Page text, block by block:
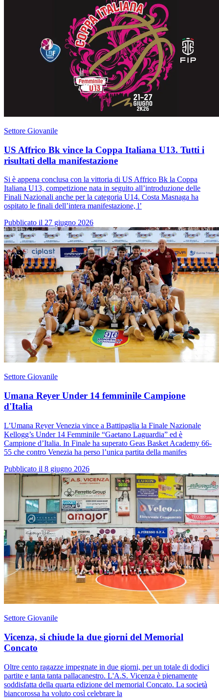
Settore Giovanile
US Affrico Bk vince la Coppa Italiana U13. Tutti i
risultati della manifestazione
Si è appena conclusa con la vittoria di US Affrico Bk la Coppa
Italiana U13, competizione nata in seguito all’introduzione delle
Finali Nazionali anche per la categoria U14. Costa Masnaga ha
ospitato le finali dell’intera manifestazione, l’
Pubblicato il 27 giugno 2026
Settore Giovanile
Umana Reyer Under 14 femminile Campione
d'Italia
L’Umana Reyer Venezia vince a Battipaglia la Finale Nazionale
Kellogg’s Under 14 Femminile “Gaetano Laguardia” ed è
Campione d’Italia. In Finale ha superato Geas Basket Academy 66-
55 che contro Venezia ha perso l’unica partita della manifes
Pubblicato il 8 giugno 2026
Settore Giovanile
Vicenza, si chiude la due giorni del Memorial
Concato
Oltre cento ragazze impegnate in due giorni, per un totale di dodici
partite e tanta tanta pallacanestro. L'A.S. Vicenza è pienamente
soddisfatta della quarta edizione del memorial Concato. La società
biancorossa ha voluto così celebrare la